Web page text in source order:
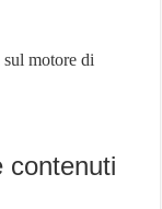
motore di
contenuti